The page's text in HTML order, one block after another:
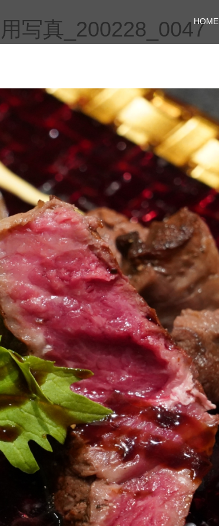
HOME
写真_200228_0047